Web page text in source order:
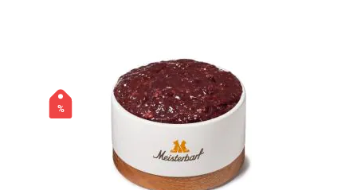
%